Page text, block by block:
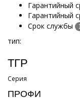
Гарантийный
Гарантийный
Срок службы
тип:
ТГР
Серия
ПРОФИ